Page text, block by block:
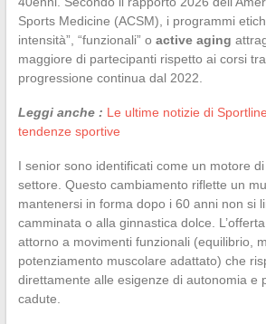
Sports Medicine (ACSM), i programmi
intensità”, “funzionali” o active aging
maggiore di partecipanti rispetto ai corsi
progressione continua dal 2022.
Leggi anche : Le ultime notizie di
tendenze sportive
I senior sono identificati come un motore
settore. Questo cambiamento riflette un
mantenersi in forma dopo i 60 anni non si
camminata o alla ginnastica dolce.
attorno a movimenti funzionali (equilibrio,
potenziamento muscolare adattato) che
direttamente alle esigenze di autonomia e
cadute.